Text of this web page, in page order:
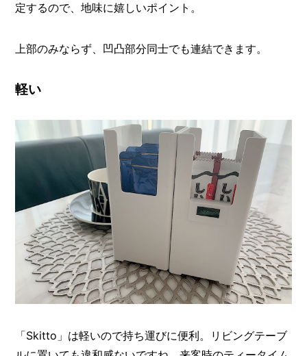
定するので、地味に嬉しいポイント。
上部のみならず、凹凸部分同士でも連結できます。
軽い
「Skitto」は軽いので持ち運びに便利。リビングテーブ